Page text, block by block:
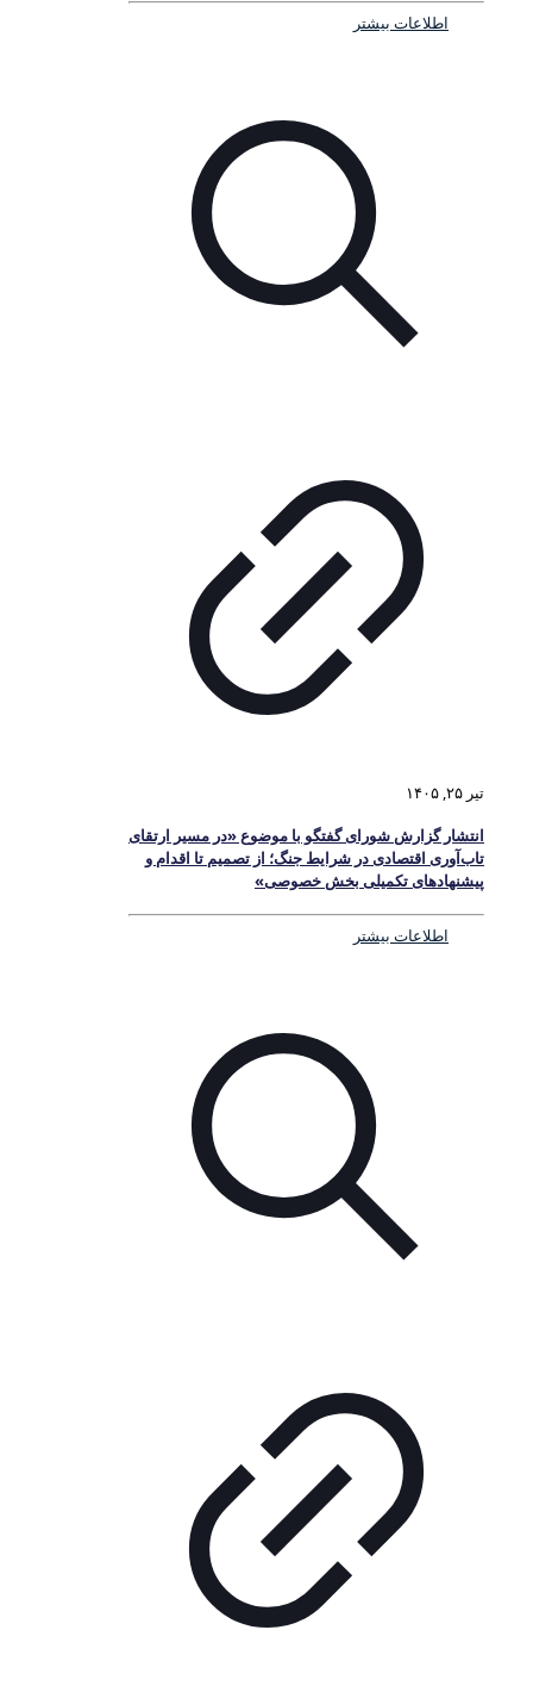
اطلاعات بیشتر
تیر ۲۵, ۱۴۰۵
انتشار گزارش شورای گفتگو با موضوع «در مسیر ارتقای
تاب‌آوری اقتصادی در شرایط جنگ؛ از تصمیم تا اقدام و
پیشنهادهای تکمیلی بخش خصوصی»
اطلاعات بیشتر